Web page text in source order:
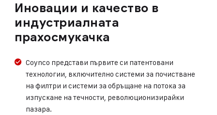
Иновации и качество в
индустриалната
прахосмукачка
Coynco представи първите си патентовани
технологии, включително системи за почистване
на филтри и системи за обръщане на потока за
изпускане на течности, революционизирайки
пазара.